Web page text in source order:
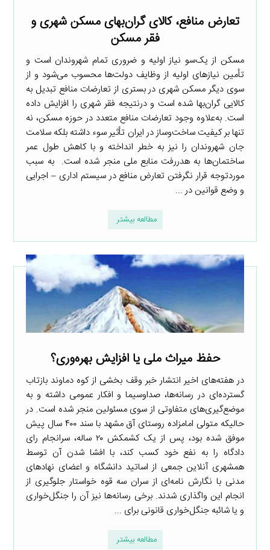
تعارض منافع، کالای گران‌بهای مسکن شهری و
فقر مسکن
مسکن از یک‌سو نیاز اولیه و ضروری تمام شهروندان است و
تأمین نیازهای اولیه از وظایف دولت‌ها محسوب می‌شود و از
سوی دیگر مسکن شهری در بستری از تعارضات منافع تبدیل به
کالایی گران‌بها شده است و درنتیجه فقر شهری را افزایش داده
است. به‌علاوه وجود تعارضات منافع متعدد در حوزه مسکن، نه
تنها بر کیفیت ساخت‌وساز در ایران تأثیر سوء داشته بلکه سلامت
جان شهروندان را نیز به خطر انداخته و با کاهش طول عمر
ساختمان‌ها به هدررفت منابع ملی منجر شده است. به سبب
موردتوجه قرار نگرفتن تعارض منافع در سیستم اداری – اجرایی
و وضع قوانین در ...
مطالعه بیشتر
حفظ میراث ملی یا افزایش بهره‌وری؟
در هفته‌های اخیر انتشار خبر وقف بخشی از کوه دماوند بازتاب
گسترده‌ای در رسانه‌ها، صداوسیما و افکار عمومی داشته و به
موضع‌گیری‌های متفاوتی از سوی مسئولین منجر شده است. در
حالیکه متولی امامزاده روستای آق مشهد با سند ۴۰۰ سال پیش
موفق شده بود، پس از یک کشمکش ۲۰ ساله، سرانجام رای
دادگاه را به نفع خود کسب کند، با افشا شدن آن توسط
همشهری آنلاین جمعی از اساتید دانشگاه و اعضای نهادهای
مدنی با نگارش نامه‌ای از سران سه قوه خواستار جلوگیری از
انجام این واگذاری شدند. برخی رسانه‌ها نیز آن را جنگل‌خواری
و یا شائبه جنگل‌خواری قانونی برای ...
مطالعه بیشتر